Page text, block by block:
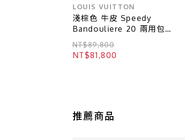
LOUIS VUITTON
淺棕色 牛皮 Speedy
Bandouliere 20 兩用包
【LOUIS VUITTON LV 路易
登】 M46575
NT$89,800
NT$81,800
推薦商品